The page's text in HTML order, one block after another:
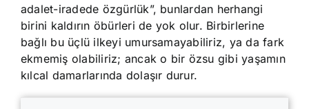
adalet-iradede özgürlük”, bunlardan herhangi
birini kaldırın öbürleri de yok olur. Birbirlerine
bağlı bu üçlü ilkeyi umursamayabiliriz, ya da fark
ekmemiş olabiliriz; ancak o bir özsu gibi yaşamın
kılcal damarlarında dolaşır durur.